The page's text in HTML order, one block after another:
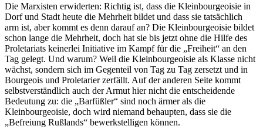
Die Marxisten erwiderten: Richtig ist, dass die Kleinbourgeoisie in
Dorf und Stadt heute die Mehrheit bildet und dass sie tatsächlich
arm ist, aber kommt es denn darauf an? Die Kleinbourgeoisie bildet
schon lange die Mehrheit, doch hat sie bis jetzt ohne die Hilfe des
Proletariats keinerlei Initiative im Kampf für die „Freiheit“ an den
Tag gelegt. Und warum? Weil die Kleinbourgeoisie als Klasse nicht
wächst, sondern sich im Gegenteil von Tag zu Tag zersetzt und in
Bourgeois und Proletarier zerfällt. Auf der anderen Seite kommt
selbstverständlich auch der Armut hier nicht die entscheidende
Bedeutung zu: die „Barfüßler“ sind noch ärmer als die
Kleinbourgeoisie, doch wird niemand behaupten, dass sie die
„Befreiung Rußlands“ bewerkstelligen können.